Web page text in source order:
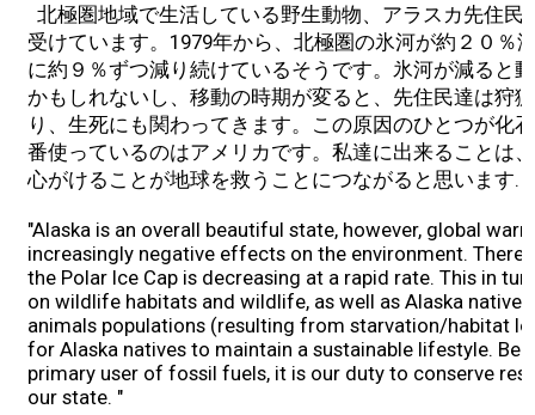
北極圏地域で生活している野生動物、アラスカ先住民
受けています。1979年から、北極圏の氷河が約２０％
に約９％ずつ減り続けているそうです。氷河が減ると
かもしれないし、移動の時期が変ると、先住民達は狩
り、生死にも関わってきます。この原因のひとつが化
番使っているのはアメリカです。私達に出来ることは
心がけることが地球を救うことにつながると思います.
"Alaska is an overall beautiful state, however, global
increasingly negative effects on the environment. There
the Polar Ice Cap is decreasing at a rapid rate. This in
on wildlife habitats and wildlife, as well as Alaska
animals populations (resulting from starvation/habitat
for Alaska natives to maintain a sustainable lifestyle.
primary user of fossil fuels, it is our duty to conserve
our state. "